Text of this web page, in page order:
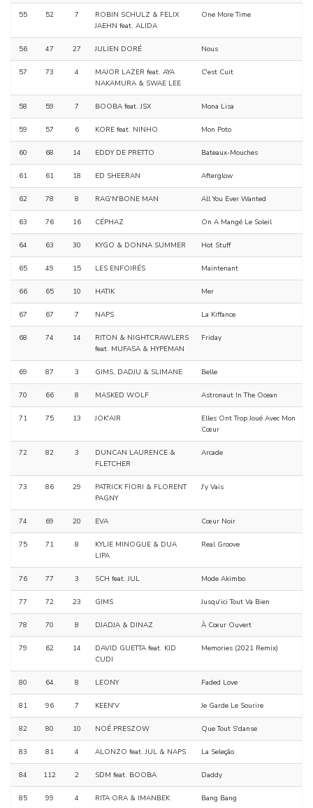
55 52 7
ROBIN SCHULZ & FELIX
JAEHN feat. ALIDA
One More Time
56 47 27 JULIEN DORÉ Nous
57 73 4
MAJOR LAZER feat. AYA
NAKAMURA & SWAE LEE
C'est Cuit
58 59 7 BOOBA feat. JSX Mona Lisa
59 57 6 KORE feat. NINHO Mon Poto
60 68 14 EDDY DE PRETTO Bateaux-Mouches
61 61 18 ED SHEERAN Afterglow
62 78 8 RAG'N'BONE MAN All You Ever Wanted
63 76 16 CÉPHAZ On A Mangé Le Soleil
64 63 30 KYGO & DONNA SUMMER Hot Stuff
65 49 15 LES ENFOIRÉS Maintenant
66 65 10 HATIK Mer
67 67 7 NAPS La Kiffance
68 74 14
RITON & NIGHTCRAWLERS
feat. MUFASA & HYPEMAN
Friday
69 87 3 GIMS, DADJU & SLIMANE Belle
70 66 8 MASKED WOLF Astronaut In The Ocean
71 75 13 JOK'AIR
Elles Ont Trop Joué Avec Mon
Cœur
72 82 3
DUNCAN LAURENCE &
FLETCHER
Arcade
73 86 29
PATRICK FIORI & FLORENT
PAGNY
J'y Vais
74 69 20 EVA Cœur Noir
75 71 8
KYLIE MINOGUE & DUA
LIPA
Real Groove
76 77 3 SCH feat. JUL Mode Akimbo
77 72 23 GIMS Jusqu'ici Tout Va Bien
78 70 8 DJADJA & DINAZ À Cœur Ouvert
79 62 14
DAVID GUETTA feat. KID
CUDI
Memories (2021 Remix)
80 64 8 LEONY Faded Love
81 96 7 KEEN'V Je Garde Le Sourire
82 80 10 NOÉ PRESZOW Que Tout S'danse
83 81 4 ALONZO feat. JUL & NAPS La Seleção
84 112 2 SDM feat. BOOBA Daddy
85 99 4 RITA ORA & IMANBEK Bang Bang